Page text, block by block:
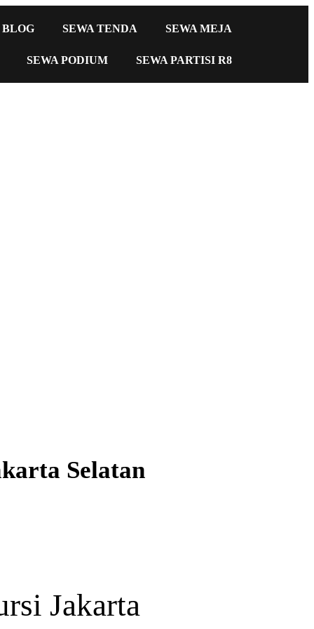
BLOG SEWA TENDA SEWA MEJA
SEWA PODIUM SEWA PARTISI R8
Selatan
Jakarta